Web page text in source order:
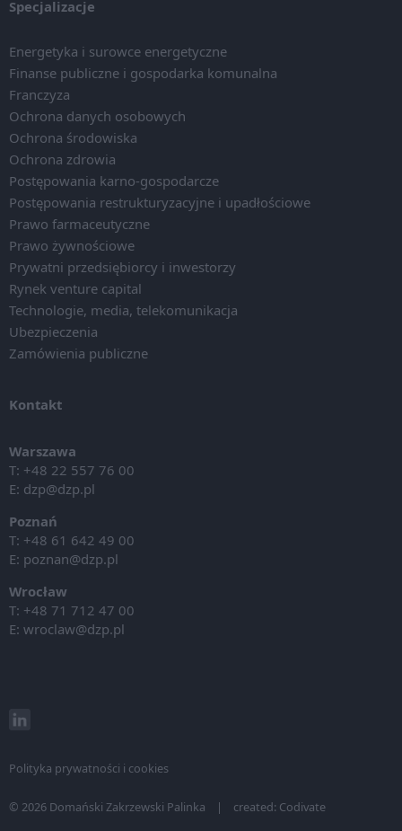
Specjalizacje
Energetyka i surowce energetyczne
Finanse publiczne i gospodarka komunalna
Franczyza
Ochrona danych osobowych
Ochrona środowiska
Ochrona zdrowia
Postępowania karno-gospodarcze
Postępowania restrukturyzacyjne i upadłościowe
Prawo farmaceutyczne
Prawo żywnościowe
Prywatni przedsiębiorcy i inwestorzy
Rynek venture capital
Technologie, media, telekomunikacja
Ubezpieczenia
Zamówienia publiczne
Kontakt
Warszawa
T: +48 22 557 76 00
E: dzp@dzp.pl
Poznań
T: +48 61 642 49 00
E: poznan@dzp.pl
Wrocław
T: +48 71 712 47 00
E: wroclaw@dzp.pl
Polityka prywatności i cookies
© 2026 Domański Zakrzewski Palinka | created: Codivate